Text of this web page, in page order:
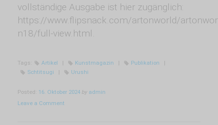
vollständige Ausgabe ist hier zugänglich:
https://www.flipsnack.com/artonworld/
n18/full-view.html.
Tags: Artikel | Kunstmagazin | Publikation
|
Schtitsugi
| Urushi
Posted: 16. Oktober 2024 by admin
Leave a Comment